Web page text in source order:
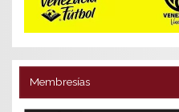
Membresías